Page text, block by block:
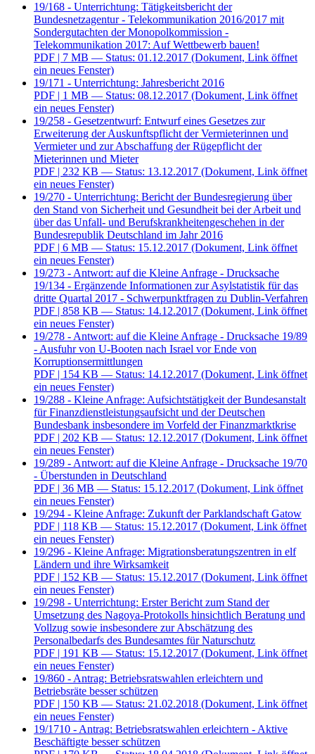
19/168 - Unterrichtung: Tätigkeitsbericht der
Bundesnetzagentur - Telekommunikation 2016/2017 mit
Sondergutachten der Monopolkommission -
Telekommunikation 2017: Auf Wettbewerb bauen!
PDF | 7 MB — Status: 01.12.2017 (Dokument, Link öffnet
ein neues Fenster)
19/171 - Unterrichtung: Jahresbericht 2016
PDF | 1 MB — Status: 08.12.2017 (Dokument, Link öffnet
ein neues Fenster)
19/258 - Gesetzentwurf: Entwurf eines Gesetzes zur
Erweiterung der Auskunftspflicht der Vermieterinnen und
Vermieter und zur Abschaffung der Rügepflicht der
Mieterinnen und Mieter
PDF | 232 KB — Status: 13.12.2017 (Dokument, Link öffnet
ein neues Fenster)
19/270 - Unterrichtung: Bericht der Bundesregierung über
den Stand von Sicherheit und Gesundheit bei der Arbeit und
über das Unfall- und Berufskrankheitengeschehen in der
Bundesrepublik Deutschland im Jahr 2016
PDF | 6 MB — Status: 15.12.2017 (Dokument, Link öffnet
ein neues Fenster)
19/273 - Antwort: auf die Kleine Anfrage - Drucksache
19/134 - Ergänzende Informationen zur Asylstatistik für das
dritte Quartal 2017 - Schwerpunktfragen zu Dublin-Verfahren
PDF | 858 KB — Status: 14.12.2017 (Dokument, Link öffnet
ein neues Fenster)
19/278 - Antwort: auf die Kleine Anfrage - Drucksache 19/89
- Ausfuhr von U-Booten nach Israel vor Ende von
Korruptionsermittlungen
PDF | 154 KB — Status: 14.12.2017 (Dokument, Link öffnet
ein neues Fenster)
19/288 - Kleine Anfrage: Aufsichtstätigkeit der Bundesanstalt
für Finanzdienstleistungsaufsicht und der Deutschen
Bundesbank insbesondere im Vorfeld der Finanzmarktkrise
PDF | 202 KB — Status: 12.12.2017 (Dokument, Link öffnet
ein neues Fenster)
19/289 - Antwort: auf die Kleine Anfrage - Drucksache 19/70
- Überstunden in Deutschland
PDF | 36 MB — Status: 15.12.2017 (Dokument, Link öffnet
ein neues Fenster)
19/294 - Kleine Anfrage: Zukunft der Parklandschaft Gatow
PDF | 118 KB — Status: 15.12.2017 (Dokument, Link öffnet
ein neues Fenster)
19/296 - Kleine Anfrage: Migrationsberatungszentren in elf
Ländern und ihre Wirksamkeit
PDF | 152 KB — Status: 15.12.2017 (Dokument, Link öffnet
ein neues Fenster)
19/298 - Unterrichtung: Erster Bericht zum Stand der
Umsetzung des Nagoya-Protokolls hinsichtlich Beratung und
Vollzug sowie insbesondere zur Abschätzung des
Personalbedarfs des Bundesamtes für Naturschutz
PDF | 191 KB — Status: 15.12.2017 (Dokument, Link öffnet
ein neues Fenster)
19/860 - Antrag: Betriebsratswahlen erleichtern und
Betriebsräte besser schützen
PDF | 150 KB — Status: 21.02.2018 (Dokument, Link öffnet
ein neues Fenster)
19/1710 - Antrag: Betriebsratswahlen erleichtern - Aktive
Beschäftigte besser schützen